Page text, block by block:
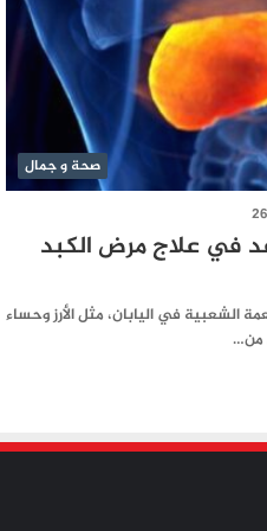
صحة و جمال
في علاج مرض الكبد
الشعبية في اليابان، مثل الأرز وحساء
من…